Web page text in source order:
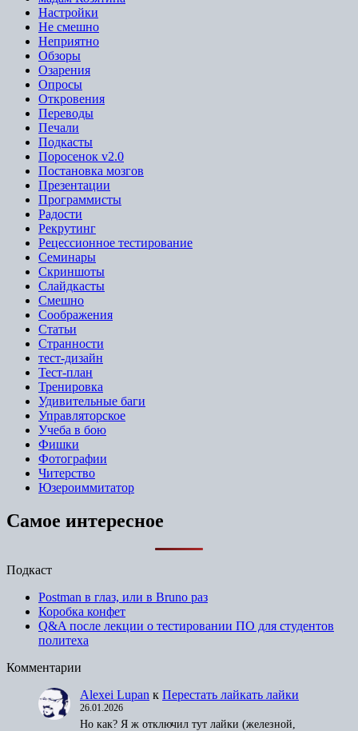
Настройки
Не смешно
Неприятно
Обзоры
Озарения
Опросы
Откровения
Переводы
Печали
Подкасты
Поросенок v2.0
Постановка мозгов
Презентации
Программисты
Радости
Рекрутинг
Рецессионное тестирование
Семинары
Скриншоты
Слайдкасты
Смешно
Соображения
Статьи
Странности
тест-дизайн
Тест-план
Тренировка
Удивительные баги
Управляторское
Учеба в бою
Фишки
Фотографии
Читерство
Юзероиммитатор
Самое интересное
Подкаст
Postman в глаз, или в Bruno раз
Коробка конфет
Q&A после лекции о тестировании ПО для студентов
политеха
Комментарии
Alexei Lupan к Перестать лайкать лайки
26.01.2026
Но как? Я ж отключил тут лайки (железной,